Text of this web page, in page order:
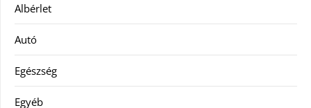
Albérlet
Autó
Egészség
Egyéb